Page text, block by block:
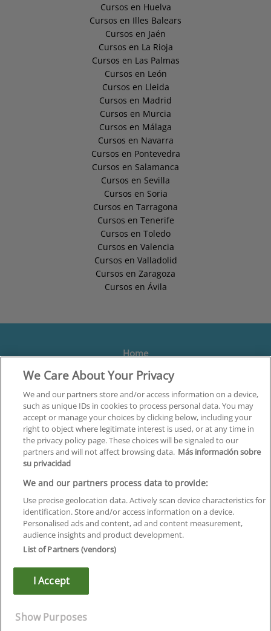
Cursos en Huelva
Cursos en Illes Balears
Cursos en Jaén
Cursos en La Rioja
Cursos en Las Palmas
Cursos en León
Cursos en Lleida
Cursos en Madrid
Cursos en Murcia
Cursos en Málaga
Cursos en Navarra
Cursos en Pontevedra
Cursos en Salamanca
Cursos en Sevilla
Cursos en Soria
Cursos en Tarragona
Cursos en Tenerife
Cursos en Toledo
Cursos en Valencia
Cursos en Valladolid
Cursos en Zaragoza
Cursos en Ávila
Home
Formación
Centros
Orientación
Quiénes somos
Contacta
Aviso Legal
Política de Privacidad
Política de Cookies
Canal Ético
Infoempleo
We Care About Your Privacy
We and our partners store and/or access information on a device,
such as unique IDs in cookies to process personal data. You may
accept or manage your choices by clicking below, including your
right to object where legitimate interest is used, or at any time in
the privacy policy page. These choices will be signaled to our
partners and will not affect browsing data. Más información sobre
su privacidad
We and our partners process data to provide:
Use precise geolocation data. Actively scan device characteristics for
identification. Store and/or access information on a device.
Personalised ads and content, ad and content measurement,
audience insights and product development.
List of Partners (vendors)
I Accept
Show Purposes